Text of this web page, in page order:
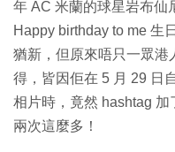
年 AC 米蘭的球星岩布仙
Happy birthday to me 生
猶新，但原來唔只一眾港
得，皆因佢在 5 月 29 日
相片時，竟然 hashtag
兩次這麼多！